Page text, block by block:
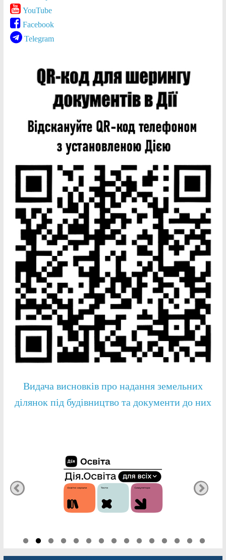
YouTube
Facebook
Telegram
Видача висновків про надання земельних
ділянок під будівництво та документи до них